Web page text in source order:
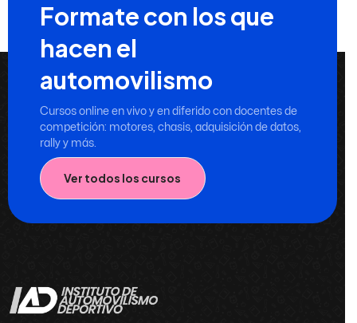
Formate con los que
hacen el
automovilismo
Cursos online en vivo y en diferido con docentes de
competición: motores, chasis, adquisición de datos,
rally y más.
Ver todos los cursos